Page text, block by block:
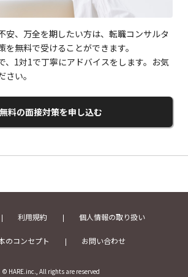
安、万全を期したい方は、転職コンサルタ
を無料で受けることができます。
、1対1で丁寧にアドバイスをします。お気
い。
無料の面接対策を申し込む
利用規約 個人情報の取り扱い
のコンセプト お問い合わせ
© HARE.inc., All rights are reserved